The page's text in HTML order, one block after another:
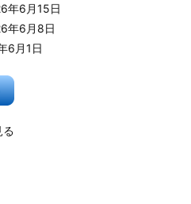
年6月15日
年6月8日
6月1日
る